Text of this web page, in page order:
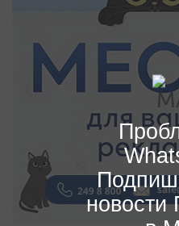
новости